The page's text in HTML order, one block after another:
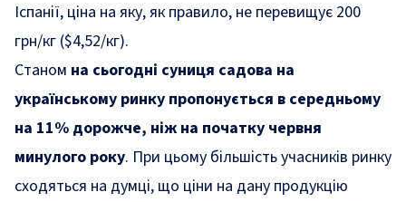
Іспанії, ціна на яку, як правило, не перевищує 200
грн/кг ($4,52/кг).
Станом на сьогодні суниця садова на
українському ринку пропонується в середньому
на 11% дорожче, ніж на початку червня
минулого року. При цьому більшість учасників ринку
сходяться на думці, що ціни на дану продукцію